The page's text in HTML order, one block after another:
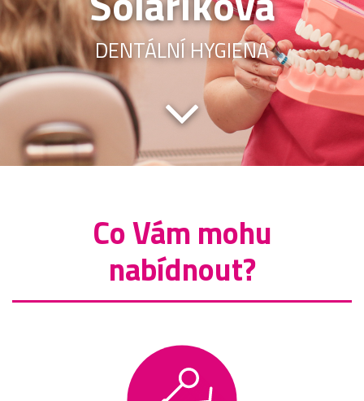
DENTÁLNÍ HYGIENA
Co Vám mohu
nabídnout?